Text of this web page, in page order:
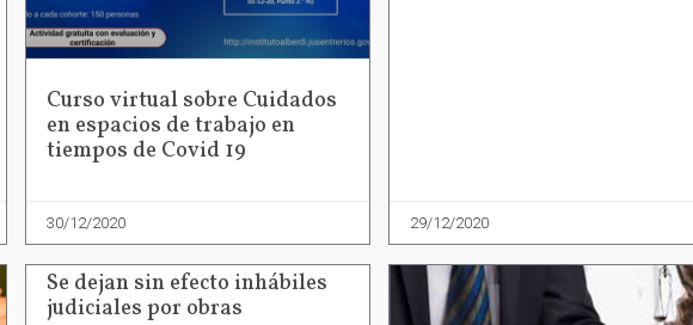
Curso virtual sobre Cuidados
en espacios de trabajo en
tiempos de Covid 19
30/12/2020 29/12/2020
Se dejan sin efecto inhábiles
judiciales por obras